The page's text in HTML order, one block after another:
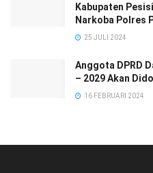
Kabupaten
Narkoba Polres
25 JULI 2024
Anggota DPRD
– 2029 Akan
16 FEBRUARI 2024